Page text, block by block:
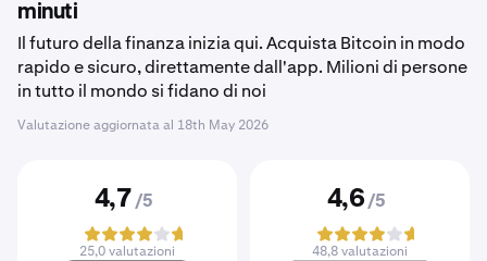
minuti
Il futuro della finanza inizia qui. Acquista Bitcoin in modo
rapido e sicuro, direttamente dall'app. Milioni di persone
in tutto il mondo si fidano di noi
Valutazione aggiornata al 18th May 2026
4,7 /5
25,0 valutazioni
4,6 /5
48,8 valutazioni